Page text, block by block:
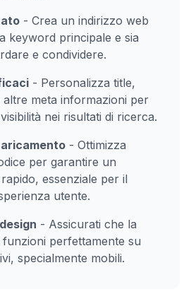
- Crea un indirizzo web
keyword principale e sia
e condividere.
- Personalizza title,
altre meta informazioni per
nei risultati di ricerca.
- Ottimizza
per garantire un
essenziale per il
utente.
- Assicurati che la
funzioni perfettamente su
specialmente mobili.